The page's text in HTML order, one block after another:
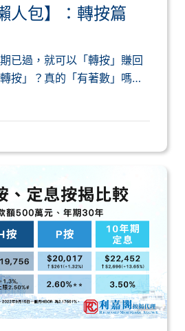
人包】：轉按篇
已過，就可以「轉按」賺回
按」？真的「有著數」嗎？